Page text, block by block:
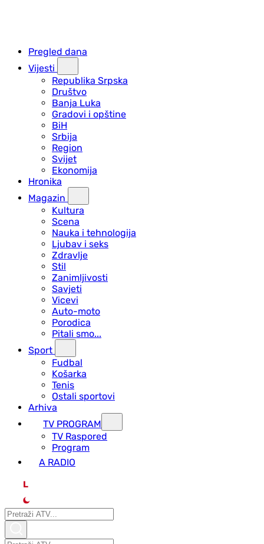
Pregled dana
Vijesti
Republika Srpska
Društvo
Banja Luka
Gradovi i opštine
BiH
Srbija
Region
Svijet
Ekonomija
Hronika
Magazin
Kultura
Scena
Nauka i tehnologija
Ljubav i seks
Zdravlje
Stil
Zanimljivosti
Savjeti
Vicevi
Auto-moto
Porodica
Pitali smo...
Sport
Fudbal
Košarka
Tenis
Ostali sportovi
Arhiva
TV PROGRAM
ТV Raspored
Program
A RADIO
L